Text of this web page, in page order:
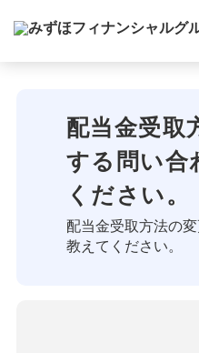
配当金受取
する問い合
ください。
配当金受取方法の
教えてください。